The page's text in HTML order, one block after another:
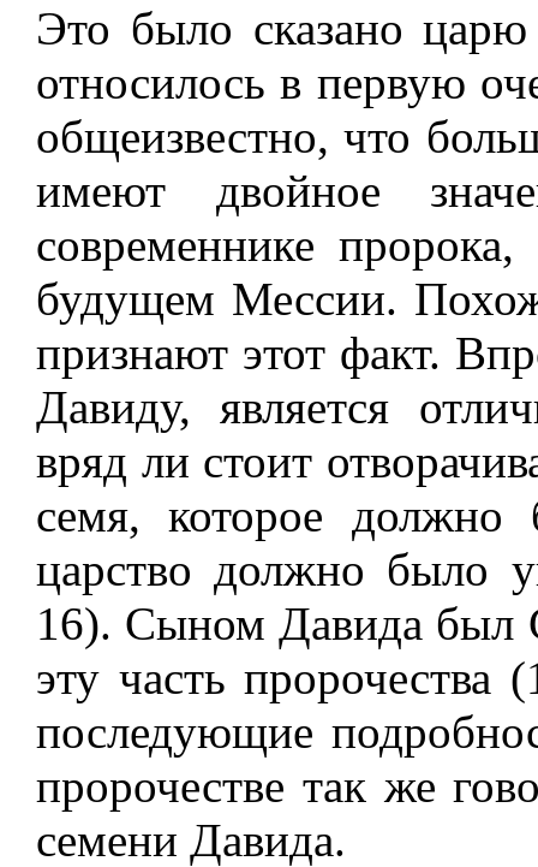
Это было сказано
относилось в первую
общеизвестно, что
имеют двойное
современнике
будущем Мессии.
признают этот факт.
Давиду, является
вряд ли стоит
семя, которое
царство должно было
16). Сыном Давида был
эту часть
последующие
пророчестве так же
семени Давида.